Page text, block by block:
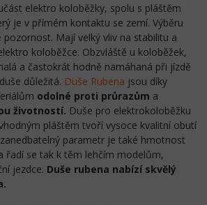
elektro koloběžky, spolu s pláštěm
je v přímém kontaktu se zemí. Výběru
pozornost. Mají velký vliv na stabilitu a
koloběžce. Obzvláště u koloběžek,
a častokrát hodně namáhaná při jízdě
důležitá. Duše Rubena jsou díky
odolné proti průrazům a
životností. Duše pro elektrokoloběžku
pláštěm tvoří vysoce kvalitní obutí
parametr je také hmotnost
řadí se tak k těm lehčím modelům,
jezdce. Duše rubena nabízí skvělý